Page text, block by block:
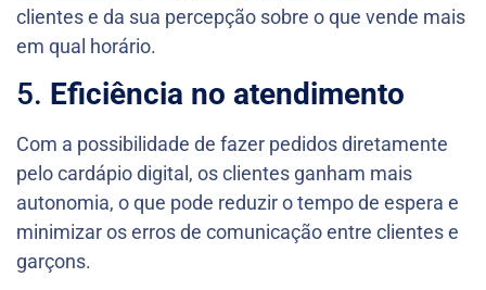
clientes e da sua percepção sobre o que vende mais
em qual horário.
5. Eficiência no atendimento
Com a possibilidade de fazer pedidos diretamente
pelo cardápio digital, os clientes ganham mais
autonomia, o que pode reduzir o tempo de espera e
minimizar os erros de comunicação entre clientes e
garçons.